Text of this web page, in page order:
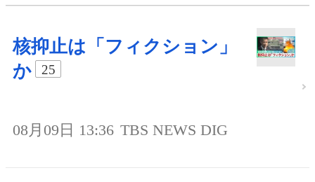
核抑止は「フィクション」
か
25
08月09日 13:36 TBS NEWS DIG